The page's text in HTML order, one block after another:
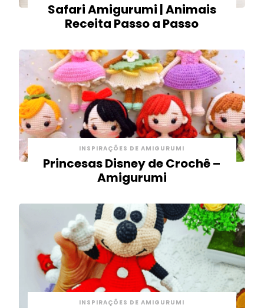
Safari Amigurumi | Animais
Receita Passo a Passo
INSPIRAÇÕES DE AMIGURUMI
Princesas Disney de Crochê –
Amigurumi
INSPIRAÇÕES DE AMIGURUMI